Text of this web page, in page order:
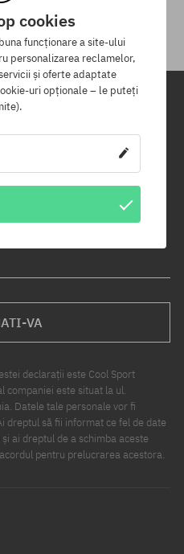
de -5% pentru întreaga
VA
declarații este Cool Sport
companiei este situat la ul.
Datele tale personale vor fi
dreptul să fii informat ce fel de date
ai dreptul de a schimba aceste
pentru prelucrarea acestora.
cookies
funcționare a site-ului
personalizarea reclamelor,
și oferte adaptate
uri opționale – le puteți